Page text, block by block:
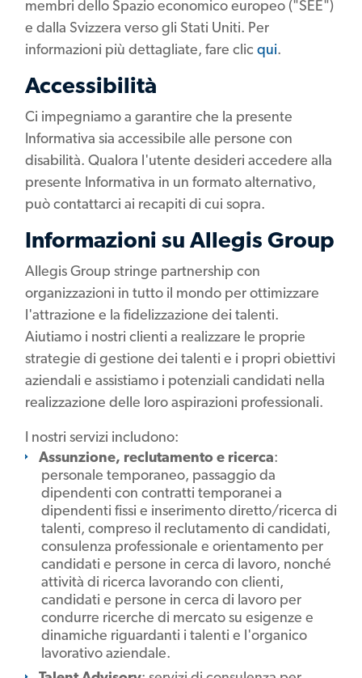
membri dello Spazio economico europeo ("SEE")
e dalla Svizzera verso gli Stati Uniti. Per
informazioni più dettagliate, fare clicqui.
Accessibilità
Ci impegniamo a garantire che la presente
Informativa sia accessibile alle persone con
disabilità. Qualora l'utente desideri accedere alla
presente Informativa in un formato alternativo,
può contattarci ai recapiti di cui sopra.
Informazioni su Allegis Group
Allegis Group stringe partnership con
organizzazioni in tutto il mondo per ottimizzare
l'attrazione e la fidelizzazione dei talenti.
Aiutiamo i nostri clienti a realizzare le proprie
strategie di gestione dei talenti e i propri obiettivi
aziendali e assistiamo i potenziali candidati nella
realizzazione delle loro aspirazioni professionali.
I nostri servizi includono:
Assunzione, reclutamento e ricerca:
personale temporaneo, passaggio da
dipendenti con contratti temporanei a
dipendenti fissi e inserimento diretto/ricerca di
talenti, compreso il reclutamento di candidati,
consulenza professionale e orientamento per
candidati e persone in cerca di lavoro, nonché
attività di ricerca lavorando con clienti,
candidati e persone in cerca di lavoro per
condurre ricerche di mercato su esigenze e
dinamiche riguardanti i talenti e l'organico
lavorativo aziendale.